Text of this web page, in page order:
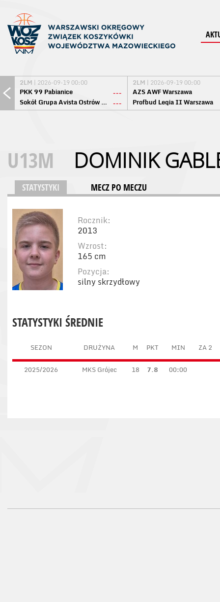
2LM | 2026-09-19 00:00
PKK 99 Pabianice
---
Sokół Grupa Avista Ostrów Maz. ---
2LM | 2026-09-19 00:00
AZS AWF Warszawa
Profbud Legia II Warszawa
U13M DOMINIK
STATYSTYKI MECZ PO MECZU
Rocznik:
2013
Wzrost:
165 cm
Pozycja:
silny skrzydłowy
STATYSTYKI ŚREDNIE
SEZON DRUŻYNA M PKT MIN ZA 2
2025/2026 MKS Grójec 18 7.8 00:00